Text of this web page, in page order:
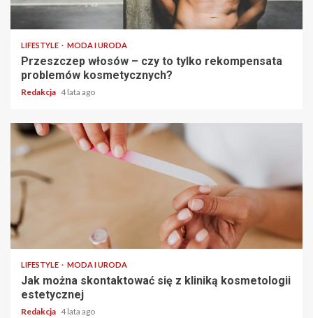
2 min read
LIFESTYLE MODA I URODA
Przeszczep włosów – czy to tylko rekompensata
problemów kosmetycznych?
Redakcja 4 lata ago
LIFESTYLE MODA I URODA
Jak można skontaktować się z kliniką kosmetologii
estetycznej
Redakcja 4 lata ago